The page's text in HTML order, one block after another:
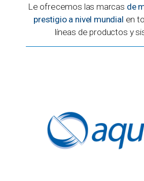
Le ofrecemos las marcas de
prestigio a nivel mundial en
líneas de productos y